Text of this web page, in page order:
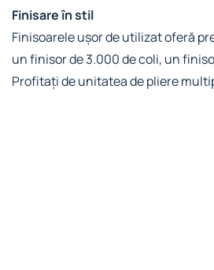
Finisare în stil
Finisoarele ușor de utilizat oferă
un finisor de 3.000 de coli, un
Profitați de unitatea de pliere